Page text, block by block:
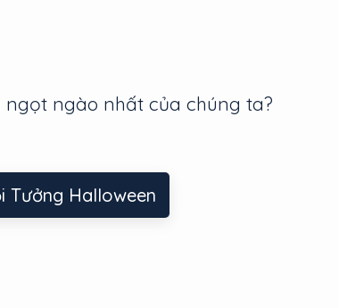
ngào nhất của chúng ta?
Tưởng Halloween